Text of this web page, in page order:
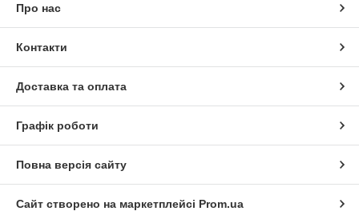
Про нас
Контакти
Доставка та оплата
Графік роботи
Повна версія сайту
Сайт створено на маркетплейсі Prom.ua